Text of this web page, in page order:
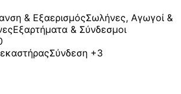
& ΕξαερισμόςΣωλήνες, Αγωγοί &
Εξαρτήματα & Σύνδεσμοι
Σύνδεση +3